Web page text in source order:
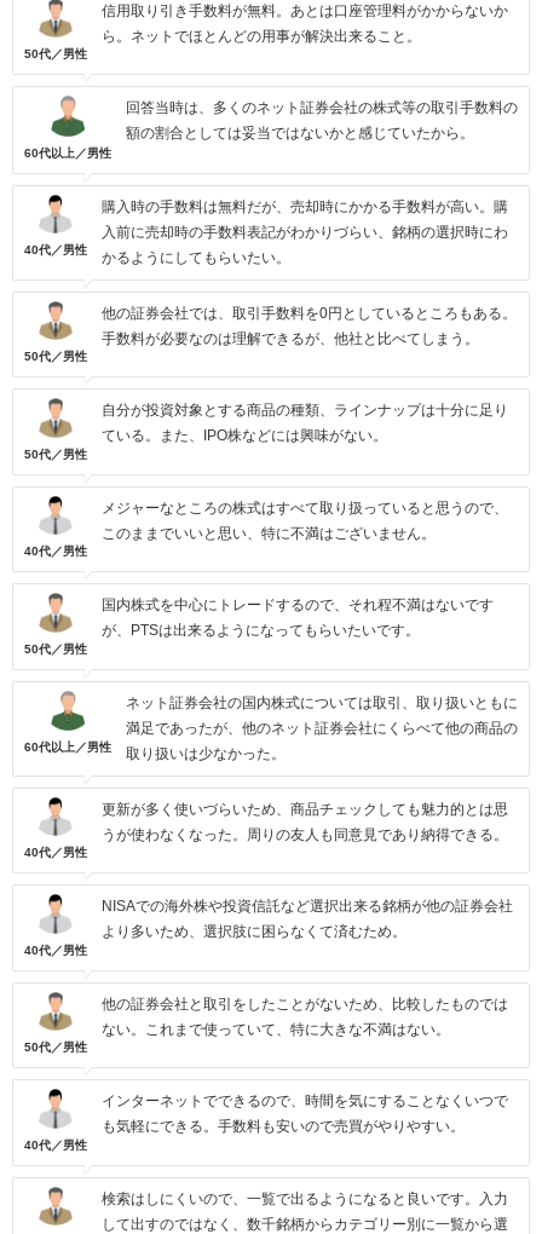
50代／男性
信用取り引き手数料が無料。あとは口座管理料がかからないか
ら。ネットでほとんどの用事が解決出来ること。
60代以上／男性
回答当時は、多くのネット証券会社の株式等の取引手数料の
額の割合としては妥当ではないかと感じていたから。
40代／男性
購入時の手数料は無料だが、売却時にかかる手数料が高い。購
入前に売却時の手数料表記がわかりづらい、銘柄の選択時にわ
かるようにしてもらいたい。
50代／男性
他の証券会社では、取引手数料を0円としているところもある。
手数料が必要なのは理解できるが、他社と比べてしまう。
50代／男性
自分が投資対象とする商品の種類、ラインナップは十分に足り
ている。また、IPO株などには興味がない。
40代／男性
メジャーなところの株式はすべて取り扱っていると思うので、
このままでいいと思い、特に不満はございません。
50代／男性
国内株式を中心にトレードするので、それ程不満はないです
が、PTSは出来るようになってもらいたいです。
60代以上／男性
ネット証券会社の国内株式については取引、取り扱いともに
満足であったが、他のネット証券会社にくらべて他の商品の
取り扱いは少なかった。
40代／男性
更新が多く使いづらいため、商品チェックしても魅力的とは思
うが使わなくなった。周りの友人も同意見であり納得できる。
40代／男性
NISAでの海外株や投資信託など選択出来る銘柄が他の証券会社
より多いため、選択肢に困らなくて済むため。
50代／男性
他の証券会社と取引をしたことがないため、比較したものでは
ない。これまで使っていて、特に大きな不満はない。
40代／男性
インターネットでできるので、時間を気にすることなくいつで
も気軽にできる。手数料も安いので売買がやりやすい。
検索はしにくいので、一覧で出るようになると良いです。入力
して出すのではなく、数千銘柄からカテゴリー別に一覧から選